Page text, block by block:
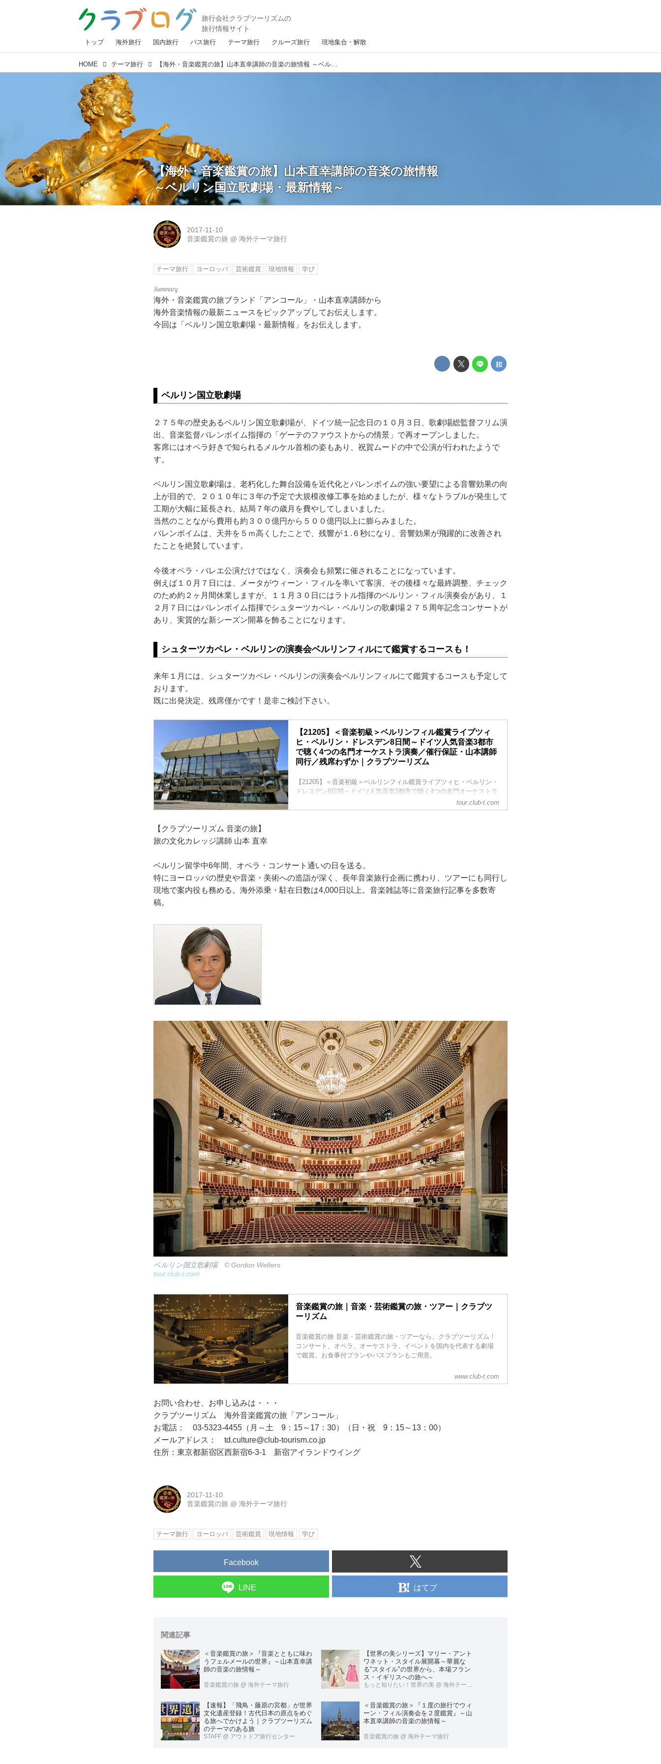
トップ 海外旅行 国内旅行 バス旅行 テーマ旅行 クルーズ旅行 現地集合・解散
HOME テーマ旅行 【海外・音楽鑑賞の旅】山本直幸講師の音楽の旅情報 ～ベルリン国立歌劇場・最新情報～
【海外・音楽鑑賞の旅】山本直幸講師の音楽の旅情報
～ベルリン国立歌劇場・最新情報～
2017-11-10
音楽鑑賞の旅 @海外テーマ旅行
テーマ旅行 ヨーロッパ 芸術鑑賞 現地情報 学び
海外・音楽鑑賞の旅ブランド「アンコール」・山本直幸講師から
海外音楽情報の最新ニュースをピックアップしてお伝えします。
今回は「ベルリン国立歌劇場・最新情報」をお伝えします。
ベルリン国立歌劇場
２７５年の歴史あるベルリン国立歌劇場が、ドイツ統一記念日の１０月３日、歌劇場総監督フリム演
出、音楽監督バレンボイム指揮の「ゲーテのファウストからの情景」で再オープンしました。
客席にはオペラ好きで知られるメルケル首相の姿もあり、祝賀ムードの中で公演が行われたようで
す。
ベルリン国立歌劇場は、老朽化した舞台設備を近代化とバレンボイムの強い要望による音響効果の向
上が目的で、２０１０年に３年の予定で大規模改修工事を始めましたが、様々なトラブルが発生して
工期が大幅に延長され、結局７年の歳月を費やしてしまいました。
当然のことながら費用も約３００億円から５００億円以上に膨らみました。
バレンボイムは、天井を５ｍ高くしたことで、残響が１.６秒になり、音響効果が飛躍的に改善され
たことを絶賛しています。
今後オペラ・バレエ公演だけではなく、演奏会も頻繁に催されることになっています。
例えば１０月７日には、メータがウィーン・フィルを率いて客演、その後様々な最終調整、チェック
のため約２ヶ月間休業しますが、１１月３０日にはラトル指揮のベルリン・フィル演奏会があり、１
２月７日にはバレンボイム指揮でシュターツカペレ・ベルリンの歌劇場２７５周年記念コンサートが
あり、実質的な新シーズン開幕を飾ることになります。
シュターツカペレ・ベルリンの演奏会ベルリンフィルにて鑑賞するコースも！
来年１月には、シュターツカペレ・ベルリンの演奏会ベルリンフィルにて鑑賞するコースも予定して
おります。
既に出発決定、残席僅かです！是非ご検討下さい。
【21205】＜音楽初級＞ベルリンフィル鑑賞ライプツィ
ヒ・ベルリン・ドレスデン8日間～ドイツ人気音楽3都市
で聴く4つの名門オーケストラ演奏／催行保証・山本講師
同行／残席わずか｜クラブツーリズム
【21205】＜音楽初級＞ベルリンフィル鑑賞ライプツィヒ・ベルリン・
ドレスデン8日間～ドイツ人気音楽3都市で聴く4つの名門オーケストラ
演奏／催行保証・山本講師同行／残席わずかの紹介をしています。ツ
アー・旅行のお申込ならクラブツーリズム。
tour.club-t.com
【クラブツーリズム 音楽の旅】
旅の文化カレッジ講師 山本 直幸
ベルリン留学中6年間、オペラ・コンサート通いの日を送る。
特にヨーロッパの歴史や音楽・美術への造詣が深く、長年音楽旅行企画に携わり、ツアーにも同行し
現地で案内役も務める。海外添乗・駐在日数は4,000日以上。音楽雑誌等に音楽旅行記事を多数寄
稿。
ベルリン国立歌劇場 © Gordon Welters
tour.club-t.com
音楽鑑賞の旅｜音楽・芸術鑑賞の旅・ツアー｜クラブツ
ーリズム
音楽鑑賞の旅 音楽・芸術鑑賞の旅・ツアーなら、クラブツーリズム！
コンサート、オペラ、オーケストラ、イベントを国内を代表する劇場
で鑑賞。お食事付プランやバスプランもご用意。
www.club-t.com
お問い合わせ、お申し込みは・・・
クラブツーリズム 海外音楽鑑賞の旅「アンコール」
お電話： 03-5323-4455（月～土 9：15～17：30）（日・祝 9：15～13：00）
メールアドレス： td.culture@club-tourism.co.jp
住所：東京都新宿区西新宿6-3-1 新宿アイランドウイング
2017-11-10
音楽鑑賞の旅 @海外テーマ旅行
テーマ旅行 ヨーロッパ 芸術鑑賞 現地情報 学び
Facebook
LINE はてブ
関連記事
＜音楽鑑賞の旅＞『音楽とともに味わ
うフェルメールの世界』～山本直幸講
師の音楽の旅情報～
音楽鑑賞の旅 @ 海外テーマ旅行
【世界の美シリーズ】マリー・アント
ワネット・スタイル展開幕～華麗な
る"スタイル"の世界から、本場フラン
ス・イギリスへの旅へ～
もっと知りたい！世界の美 @ 海外テーマ旅行
【速報】「飛鳥・藤原の宮都」が世界
文化遺産登録！古代日本の原点をめぐ
る旅へでかけよう｜クラブツーリズム
のテーマのある旅
STAFF @ アウトドア旅行センター
＜音楽鑑賞の旅＞『１度の旅行でウィ
ーン・フィル演奏会を２度鑑賞』～山
本直幸講師の音楽の旅情報～
音楽鑑賞の旅 @ 海外テーマ旅行